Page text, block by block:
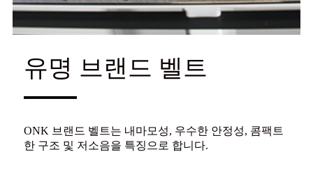
유명 브랜드 벨트
ONK 브랜드 벨트는 내마모성, 우수한 안정성, 콤팩트
한 구조 및 저소음을 특징으로 합니다.